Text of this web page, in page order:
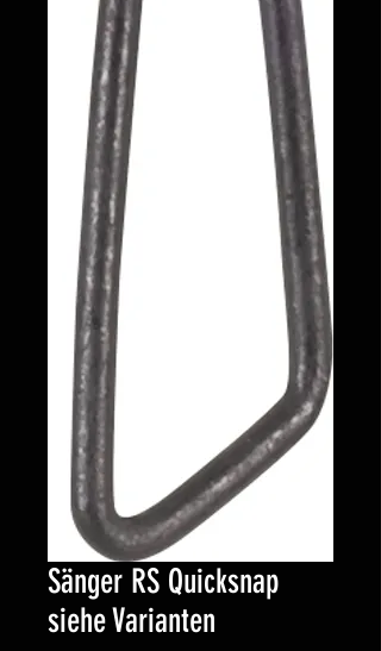
Sänger RS Quicksnap
siehe Varianten